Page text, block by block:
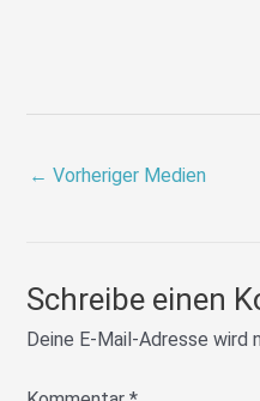
← Vorheriger Medien
Schreibe einen
Deine E-Mail-Adresse